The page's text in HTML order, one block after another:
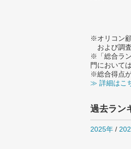
※オリコン
および調
※「総合ラ
門において
※総合得点
≫ 詳細はこ
過去ラン
2025年 /